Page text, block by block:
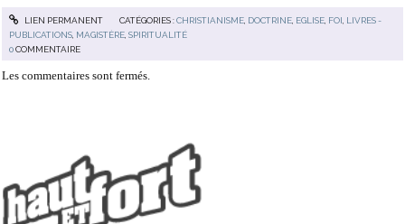
LIEN PERMANENT CATÉGORIES :CHRISTIANISME, DOCTRINE, EGLISE, FOI, LIVRES -
PUBLICATIONS MAGISTÈRE ,SPIRITUALITÉ
0COMMENTAIRE
Les commentaires sont fermés.